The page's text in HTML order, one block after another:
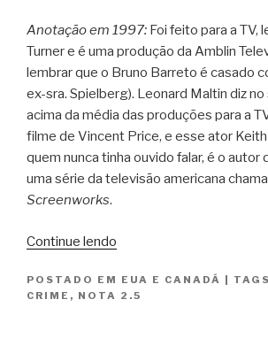
Anotação em 1997: Foi feito para a TV,
Turner e é uma produção da Amblin
lembrar que o Bruno Barreto é casado
ex-sra. Spielberg). Leonard Maltin diz no
acima da média das produções para a
filme de Vincent Price, e esse ator
quem nunca tinha ouvido falar, é o autor
uma série da televisão americana
Screenworks.
Continue lendo
da
Justiça
POSTADO EM EUA E CANADÁ TAGS
CRIME , NOTA 2.5